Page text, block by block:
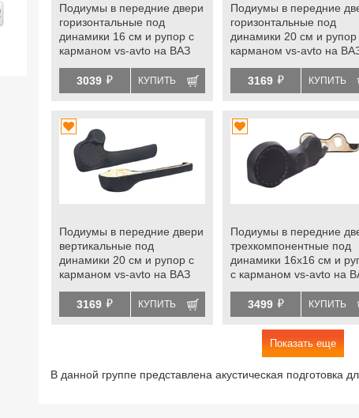
Подиумы в передние двери
горизонтальные под
динамики 16 см и рупор с
карманом vs-avto на ВАЗ
3039 й КУПИТЬ
Подиумы в передние
горизонтальные под
динамики 20 см и рупор
карманом vs-avto на
3169 й КУПИТЬ
Подиумы в передние двери
вертикальные под
динамики 20 см и рупор с
карманом vs-avto на ВАЗ
электростеклоподъемниками
3169 й КУПИТЬ
Подиумы в передние
трехкомпонентные под
динамики 16х16 см и
с карманом vs-avto на
3499 й КУПИТЬ
Показать еще
В данной группе представлена акустическая подготовка